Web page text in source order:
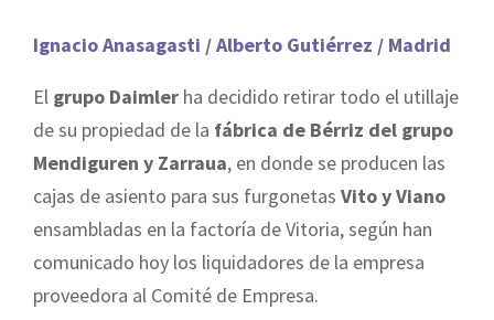
Ignacio Anasagasti / Alberto Gutiérrez / Madrid
El grupo Daimler ha decidido retirar todo el utillaje
de su propiedad de la fábrica de Bérriz del grupo
Mendiguren y Zarraua, en donde se producen las
cajas de asiento para sus furgonetas Vito y Viano
ensambladas en la factoría de Vitoria, según han
comunicado hoy los liquidadores de la empresa
proveedora al Comité de Empresa.